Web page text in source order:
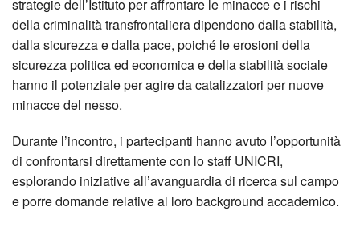
strategie dell’Istituto per affrontare le minacce e i rischi
della criminalità transfrontaliera dipendono dalla stabilità,
dalla sicurezza e dalla pace, poiché le erosioni della
sicurezza politica ed economica e della stabilità sociale
hanno il potenziale per agire da catalizzatori per nuove
minacce del nesso.
Durante l’incontro, i partecipanti hanno avuto l’opportunità
di confrontarsi direttamente con lo staff UNICRI,
esplorando iniziative all’avanguardia di ricerca sul campo
e porre domande relative al loro background accademico.